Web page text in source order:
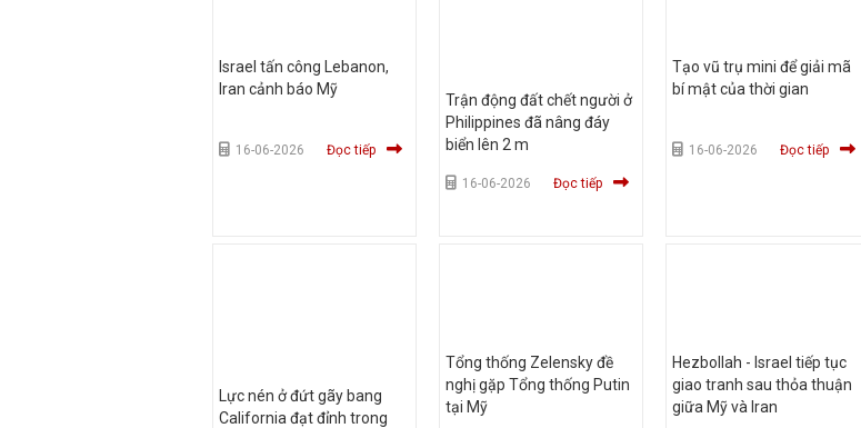
Israel tấn công Lebanon,
Iran cảnh báo Mỹ
16-06-2026 Đọc tiếp
Trận động đất chết người ở
Philippines đã nâng đáy
biển lên 2 m
16-06-2026 Đọc tiếp
Tạo vũ trụ mini để giải mã
bí mật của thời gian
16-06-2026 Đọc tiếp
Lực nén ở đứt gãy bang
California đạt đỉnh trong
Tổng thống Zelensky đề
nghị gặp Tổng thống Putin
tại Mỹ
Hezbollah - Israel tiếp tục
giao tranh sau thỏa thuận
giữa Mỹ và Iran